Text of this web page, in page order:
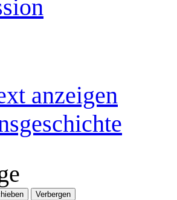
anzeigen
Verbergen